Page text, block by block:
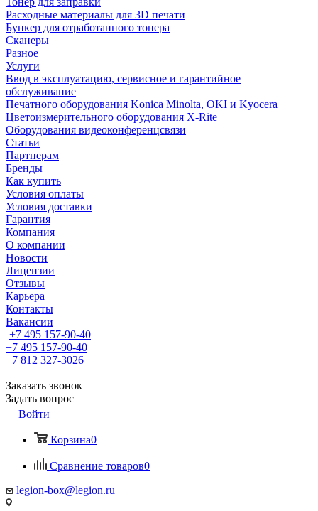
Расходные материалы для 3D печати
Бункер для отработанного тонера
Сканеры
Разное
Услуги
Ввод в эксплуатацию, сервисное и гарантийное
обслуживание
Печатного оборудования Konica Minolta, OKI и Kyocera
Цветоизмерительного оборудования X-Rite
Оборудования видеоконференцсвязи
Статьи
Партнерам
Бренды
Как купить
Условия оплаты
Условия доставки
Гарантия
Компания
О компании
Новости
Лицензии
Отзывы
Карьера
Контакты
Вакансии
+7 495 157-90-40
+7 495 157-90-40
+7 812 327-3026
Заказать звонок
Задать вопрос
Войти
Корзина0
Сравнение товаров0
legion-box@legion.ru